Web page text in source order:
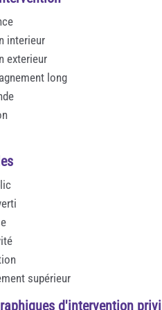
interieur
exterieur
long
supérieur
d'intervention